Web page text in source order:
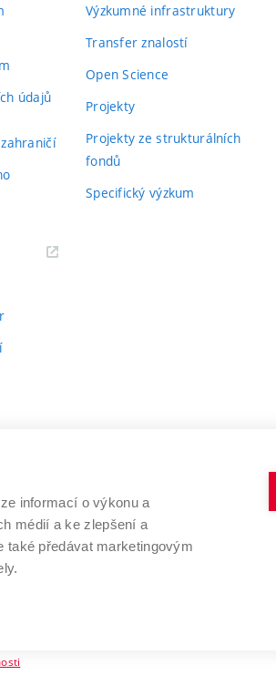
údajů
Výzkumné infrastruktury
Transfer znalostí
Open Science
Projekty
Projekty ze strukturálních
fondů
Specifický výzkum
V BRNĚ
www.vut.cz
informací o výkonu a
médií a ke zlepšení a
také předávat marketingovým